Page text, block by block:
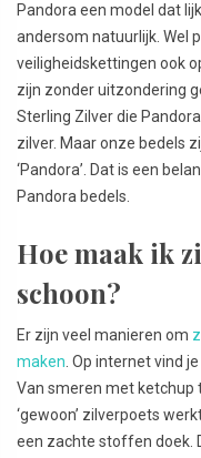
Pandora een model dat
andersom natuurlijk. Wel
veiligheidskettingen ook
zijn zonder uitzondering
Sterling Zilver die
zilver. Maar onze bedels
‘Pandora’. Dat is een
Pandora bedels.
Hoe maak ik
schoon?
Er zijn veel manieren om
maken . Op internet vind
Van smeren met ketchup
‘gewoon’ zilverpoets
een zachte stoffen doek.